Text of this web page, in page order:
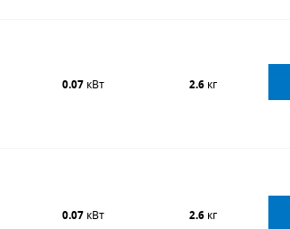
0.07 кВт 2.6 кг
0.07 кВт 2.6 кг